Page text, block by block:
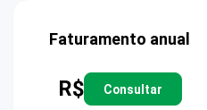
Faturamento anual
R$ Consultar